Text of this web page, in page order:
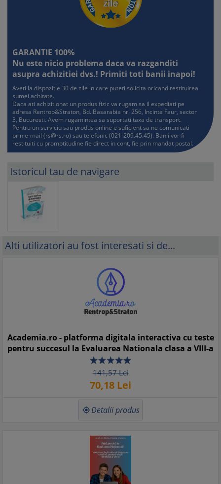
GARANTIE 100%
Nu este nicio problema daca va razganditi
asupra achizitiei dvs.! Primiti toti banii inapoi!
Aveti la dispozitie 30 de zile in care puteti solicita oricand restituirea
sumei achitate.
Daca ati achizitionat un produs fizic va rugam sa il expediati pe
adresa Rentrop&Straton, Bd. Basarabia nr. 256, Incinta Faur, sector
3, Bucuresti. Avem rugamintea sa suportati taxa de transport.
Pentru un serviciu sau produs online e suficient sa ne comunicati
prin e-mail (rs@rs.ro) sau telefonic (021-209.45.45). Banii vor fi
restituiti cu promptitudine fie direct in cont, fie prin mandat postal.
Istoricul tau de navigare
Alti utilizatori au fost interesati si de...
Academia.ro - platforma digitala interactiva cu teste
pentru succesul la Evaluarea Nationala clasa a VIII-a
141,57Lei
70,18 Lei
 Detalii produs